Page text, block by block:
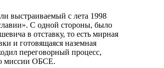
выстраиваемый с лета 1998
С одной стороны, было
в отставку, то есть мирная
и готовящаяся наземная
переговорный процесс,
миссии ОБСЕ.